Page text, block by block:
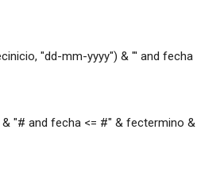
"dd-mm-yyyy") & "' and fecha
& "# and fecha <= #" & fectermino &